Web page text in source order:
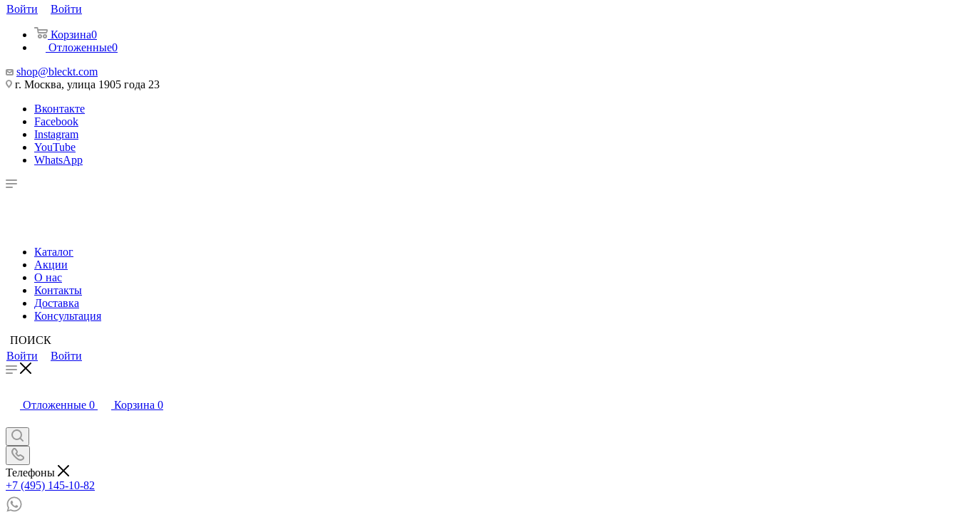
Войти
Войти
Корзина0
Отложенные0
shop@bleckt.com
г. Москва, улица 1905 года 23
Вконтакте
Facebook
Instagram
YouTube
WhatsApp
Каталог
Акции
О нас
Контакты
Доставка
Консультация
ПОИСК
Войти
Войти
Отложенные 0 Корзина 0
Телефоны
+7 (495) 145-10-82